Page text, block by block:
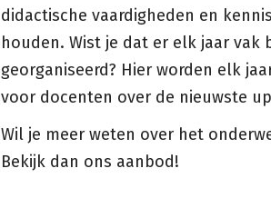
didactische vaardigheden en
houden. Wist je dat er elk jaar vak
georganiseerd? Hier worden elk
voor docenten over de nieuwste
Wil je meer weten over het
Bekijk dan ons aanbod!